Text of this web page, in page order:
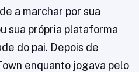
a marchar por sua
sua própria plataforma
do pai. Depois de
enquanto jogava pelo